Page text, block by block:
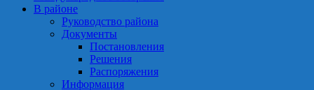
В районе
Руководство района
Документы
Постановления
Решения
Распоряжения
Информация